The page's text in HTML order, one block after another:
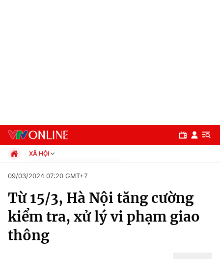
Chuyên mục
Chính trị
XÃ HỘI
Xã hội
Pháp luật
Kinh tế
Thể thao
Truyền hình
Văn hóa - Giải trí
09/03/2024 07:20 GMT+7
Từ 15/3, Hà Nội tăng cường
kiểm tra, xử lý vi phạm giao
thông